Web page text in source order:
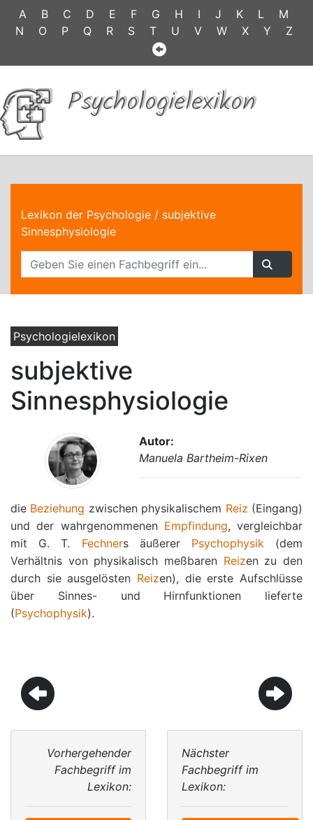
A B C D E F G H I J K L
M
N
O P Q R S T U V W X Y Z
Psychologielexikon
Lexikon der Psychologie / subjektive
Sinnesphysiologie
Psychologielexikon
subjektive
Sinnesphysiologie
Autor:
Manuela Bartheim-Rixen
die Beziehung zwischen physikalischem Reiz (Eingang)
und der wahrgenommenen Empfindung, vergleichbar
mit G. T. Fechners äußerer Psychophysik(dem
Verhältnis von physikalisch meßbaren Reizen zu den
durch sie ausgelösten Reizen), die erste Aufschlüsse
über Sinnes- und Hirnfunktionen lieferte
(Psychophysik).
Vorhergehender
Fachbegriff im
Lexikon:
Nächster
Fachbegriff im
Lexikon: